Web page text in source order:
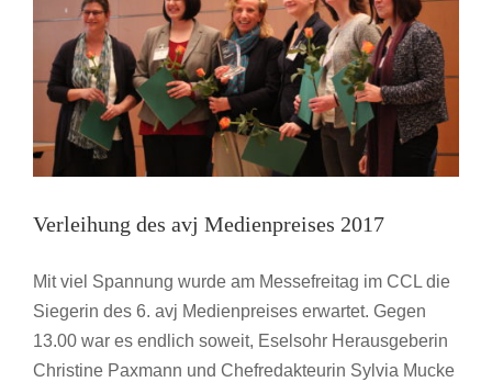
Welt
–
internationaler
Wettbewerb
der
Stiftung
Buchkunst
Verleihung des avj Medienpreises 2017
Mit viel Spannung wurde am Messefreitag im CCL die
Siegerin des 6. avj Medienpreises erwartet. Gegen
13.00 war es endlich soweit, Eselsohr Herausgeberin
Christine Paxmann und Chefredakteurin Sylvia Mucke